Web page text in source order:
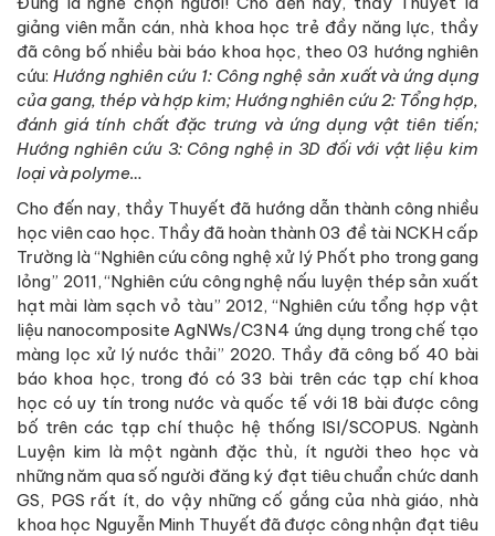
giảng viên mẫn cán, nhà khoa học trẻ đầy năng lực, thầy
đã công bố nhiều bài báo khoa học, theo 03 hướng nghiên
cứu: Hướng nghiên cứu 1: Công nghệ sản xuất và ứng dụng
của gang, thép và hợp kim; Hướng nghiên cứu 2: Tổng hợp,
đánh giá tính chất đặc trưng và ứng dụng vật tiên tiến;
Hướng nghiên cứu 3: Công nghệ in 3D đối với vật liệu kim
loại và polyme…
Cho đến nay, thầy Thuyết đã hướng dẫn thành công nhiều
học viên cao học. Thầy đã hoàn thành 03 đề tài NCKH cấp
Trường là “Nghiên cứu công nghệ xử lý Phốt pho trong gang
lỏng” 2011, “Nghiên cứu công nghệ nấu luyện thép sản xuất
hạt mài làm sạch vỏ tàu” 2012, “Nghiên cứu tổng hợp vật
liệu nanocomposite AgNWs/C3N4 ứng dụng trong chế tạo
màng lọc xử lý nước thải” 2020. Thầy đã công bố 40 bài
báo khoa học, trong đó có 33 bài trên các tạp chí khoa
học có uy tín trong nước và quốc tế với 18 bài được công
bố trên các tạp chí thuộc hệ thống ISI/SCOPUS. Ngành
Luyện kim là một ngành đặc thù, ít người theo học và
những năm qua số người đăng ký đạt tiêu chuẩn chức danh
GS, PGS rất ít, do vậy những cố gắng của nhà giáo, nhà
khoa học Nguyễn Minh Thuyết đã được công nhận đạt tiêu